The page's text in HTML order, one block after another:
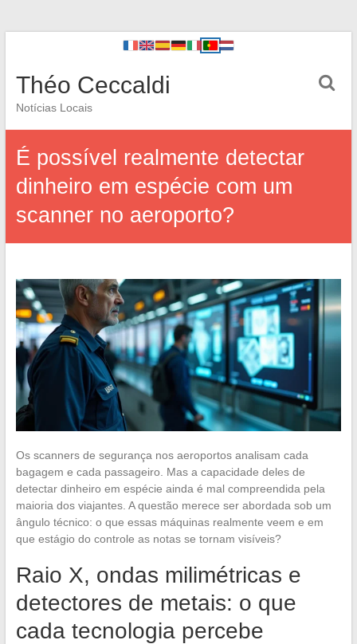
Théo Ceccaldi
Notícias Locais
É possível realmente detectar
dinheiro em espécie com um
scanner no aeroporto?
Os scanners de segurança nos aeroportos analisam cada
bagagem e cada passageiro. Mas a capacidade deles de
detectar dinheiro em espécie ainda é mal compreendida pela
maioria dos viajantes. A questão merece ser abordada sob um
ângulo técnico: o que essas máquinas realmente veem e em
que estágio do controle as notas se tornam visíveis?
Raio X, ondas milimétricas e
detectores de metais: o que
cada tecnologia percebe